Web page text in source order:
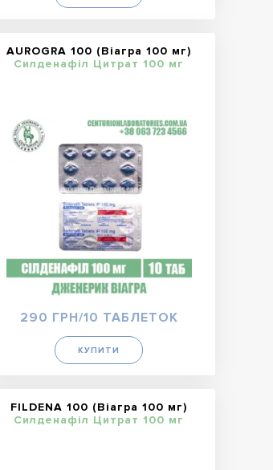
AUROGRA 100 (Віагра 100 мг)
Силденафіл Цитрат 100 мг
290 ГРН/10 ТАБЛЕТОК
КУПИТИ
FILDENA 100 (Віагра 100 мг)
Силденафіл Цитрат 100 мг